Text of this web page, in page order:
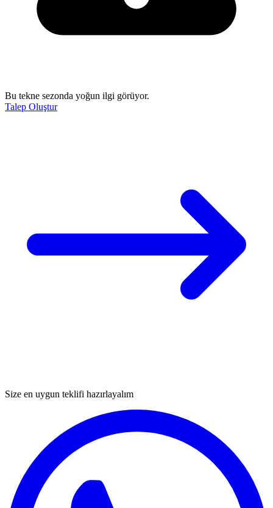
Bu tekne sezonda yoğun ilgi görüyor.
Talep Oluştur
Size en uygun teklifi hazırlayalım